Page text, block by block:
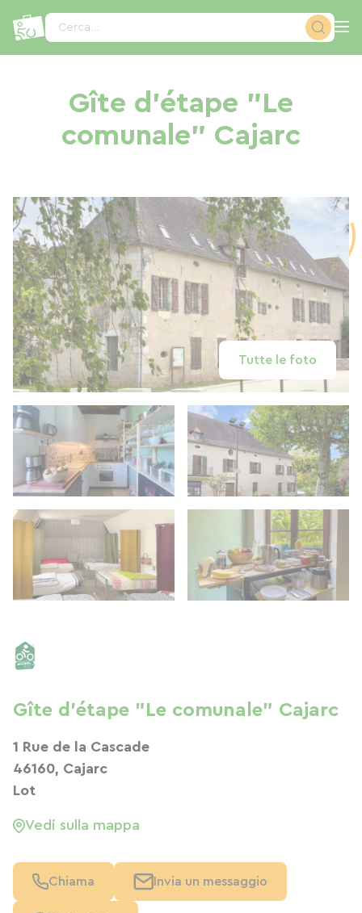
Cerca...
Gîte d'étape "Le
comunale" Cajarc
Tutte le foto
Gîte d'étape "Le comunale" Cajarc
1 Rue de la Cascade
46160, Cajarc
Lot
Vedi sulla mappa
Chiama Invia un messaggio
Pannello di gestione dei cookies